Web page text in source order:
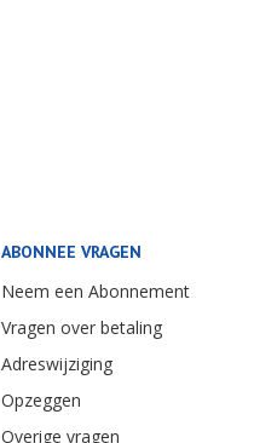
ABONNEE VRAGEN
Neem een Abonnement
Vragen over betaling
Adreswijziging
Opzeggen
Overige vragen